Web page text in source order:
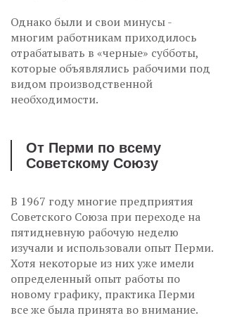
Однако были и свои минусы -
многим работникам приходилось
отрабатывать в «черные» субботы,
которые объявлялись рабочими под
видом производственной
необходимости.
От Перми по всему
Советскому Союзу
В 1967 году многие предприятия
Советского Союза при переходе на
пятидневную рабочую неделю
изучали и использовали опыт Перми.
Хотя некоторые из них уже имели
определенный опыт работы по
новому графику, практика Перми
все же была принята во внимание.